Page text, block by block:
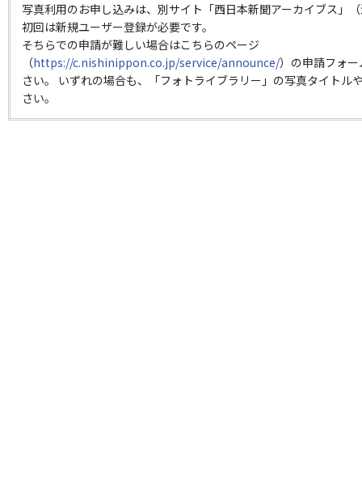
写真利用のお申し込みは、別サイト「西日本新聞アーカイブス」
初回は新規ユーザー登録が必要です。
そちらでの申請が難しい場合はこちらのページ
（https://c.nishinippon.co.jp/service/announce/）の申請フォ
さい。 いずれの場合も、「フォトライブラリー」の写真タイトル
さい。